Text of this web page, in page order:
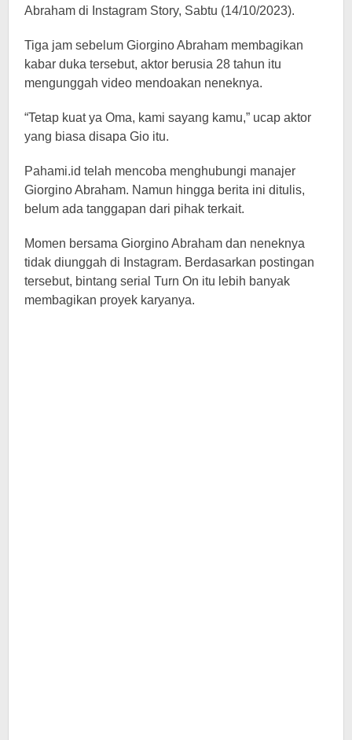
Abraham di Instagram Story, Sabtu (14/10/2023).
Tiga jam sebelum Giorgino Abraham membagikan
kabar duka tersebut, aktor berusia 28 tahun itu
mengunggah video mendoakan neneknya.
“Tetap kuat ya Oma, kami sayang kamu,” ucap aktor
yang biasa disapa Gio itu.
Pahami.id telah mencoba menghubungi manajer
Giorgino Abraham. Namun hingga berita ini ditulis,
belum ada tanggapan dari pihak terkait.
Momen bersama Giorgino Abraham dan neneknya
tidak diunggah di Instagram. Berdasarkan postingan
tersebut, bintang serial Turn On itu lebih banyak
membagikan proyek karyanya.